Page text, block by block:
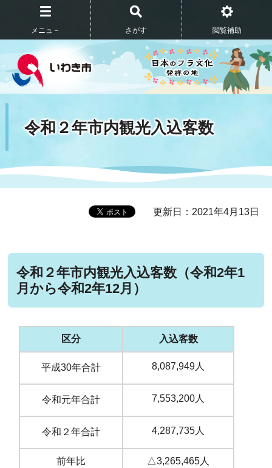
メニュ－ さがす 閲覧補助
令和２年市内観光入込客数
更新日：2021年4月13日
令和２年市内観光入込客数（令和2年1
月から令和2年12月）
区分 入込客数
平成30年合計 8,087,949人
令和元年合計 7,553,200人
令和２年合計 4,287,735人
前年比 △3,265,465人